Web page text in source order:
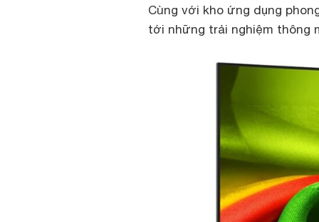
Cùng với kho ứng dụng
tới những trải nghiệm thông